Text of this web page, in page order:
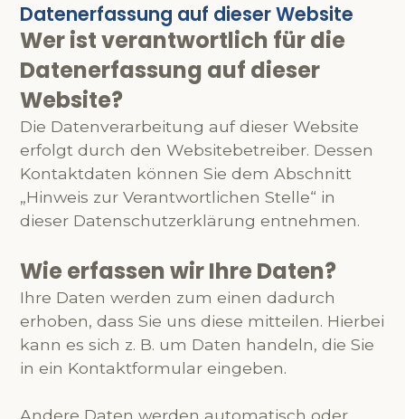
Datenerfassung auf dieser Website
Wer ist verantwortlich für die
Datenerfassung auf dieser
Website?
Die Datenverarbeitung auf dieser Website
erfolgt durch den Websitebetreiber. Dessen
Kontaktdaten können Sie dem Abschnitt
„Hinweis zur Verantwortlichen Stelle“ in
dieser Datenschutzerklärung entnehmen.
Wie erfassen wir Ihre Daten?
Ihre Daten werden zum einen dadurch
erhoben, dass Sie uns diese mitteilen. Hierbei
kann es sich z. B. um Daten handeln, die Sie
in ein Kontaktformular eingeben.
Andere Daten werden automatisch oder